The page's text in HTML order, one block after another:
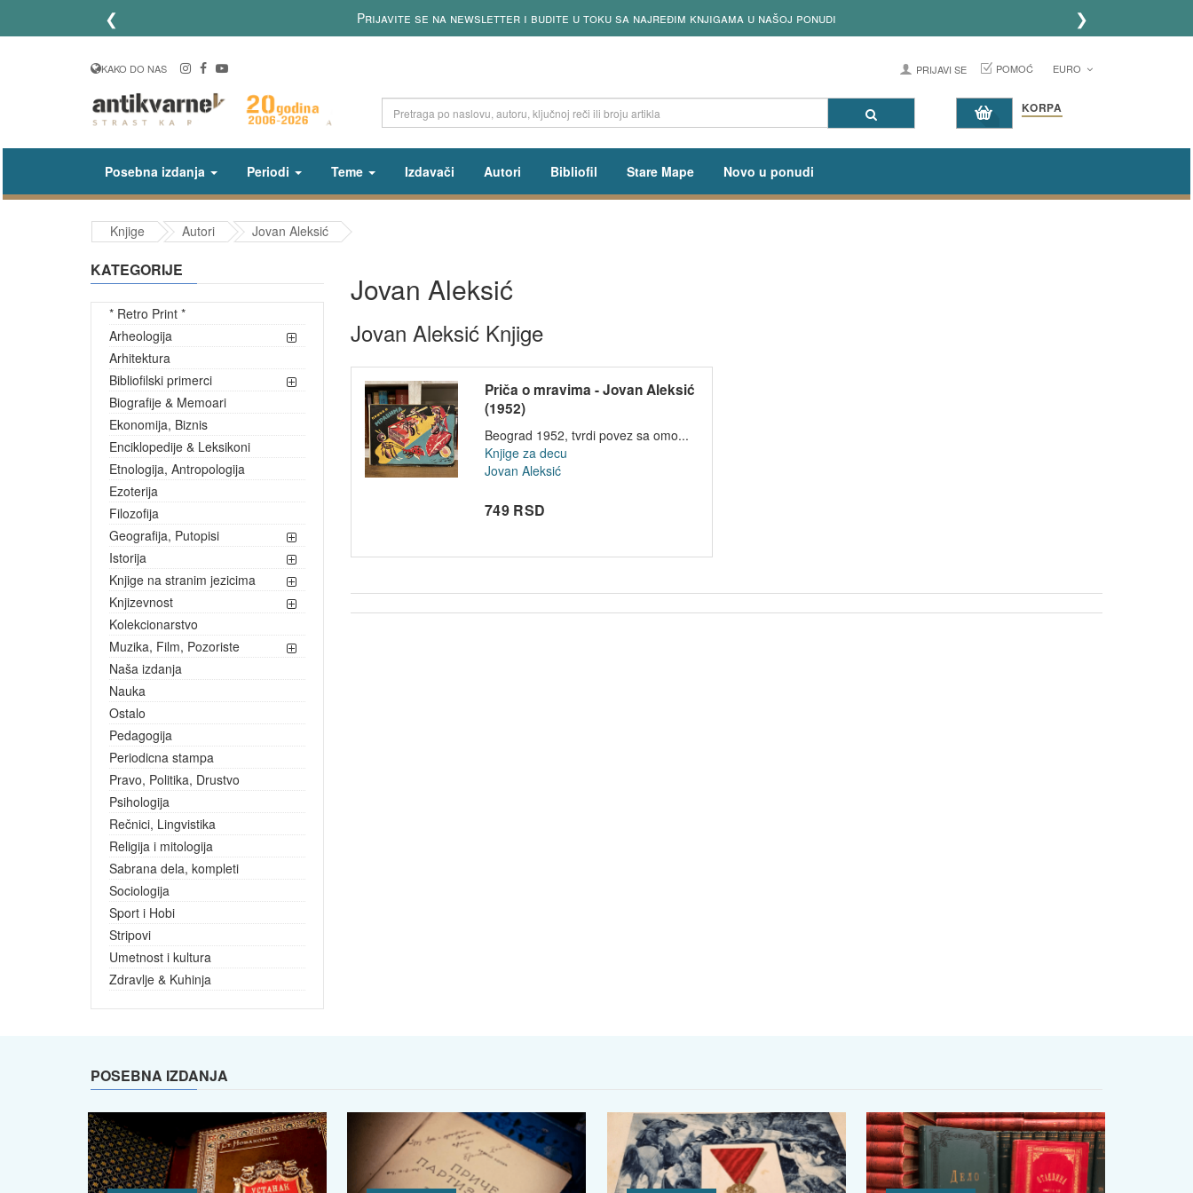
❮ Prijavite se na newsletter i budite u toku sa najređim knjigama u našoj ponudi ❯
KAKO DO NAS PRIJAVI SE POMOĆ EURO
KORPA
Posebna izdanja Periodi Teme Izdavači Autori Bibliofil Stare Mape Novo u ponudi
Knjige Autori Jovan Aleksić
KATEGORIJE
* Retro Print *
Arheologija
Arhitektura
Bibliofilski primerci
Biografije & Memoari
Ekonomija, Biznis
Enciklopedije & Leksikoni
Etnologija, Antropologija
Ezoterija
Filozofija
Geografija, Putopisi
Istorija
Knjige na stranim jezicima
Knjizevnost
Kolekcionarstvo
Muzika, Film, Pozoriste
Naša izdanja
Nauka
Ostalo
Pedagogija
Periodicna stampa
Pravo, Politika, Drustvo
Psihologija
Rečnici, Lingvistika
Religija i mitologija
Sabrana dela, kompleti
Sociologija
Sport i Hobi
Stripovi
Umetnost i kultura
Zdravlje & Kuhinja
Jovan Aleksić
Jovan Aleksić Knjige
Priča o mravima - Jovan Aleksić
(1952)
Beograd 1952, tvrdi povez sa omo...
Knjige za decu
Jovan Aleksić
749 RSD
POSEBNA IZDANJA